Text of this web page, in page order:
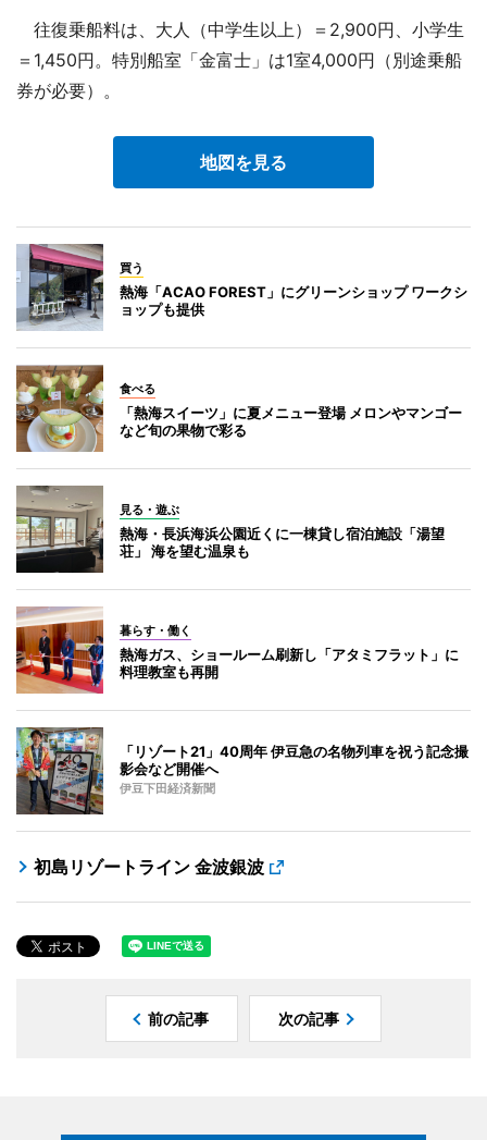
往復乗船料は、大人（中学生以上）＝2,900円、小学生
＝1,450円。特別船室「金富士」は1室4,000円（別途乗船
券が必要）。
地図を見る
買う
熱海「ACAO FOREST」にグリーンショップ ワークシ
ョップも提供
食べる
「熱海スイーツ」に夏メニュー登場 メロンやマンゴー
など旬の果物で彩る
見る・遊ぶ
熱海・長浜海浜公園近くに一棟貸し宿泊施設「湯望
荘」 海を望む温泉も
暮らす・働く
熱海ガス、ショールーム刷新し「アタミフラット」に
料理教室も再開
「リゾート21」40周年 伊豆急の名物列車を祝う記念撮
影会など開催へ
伊豆下田経済新聞
初島リゾートライン 金波銀波
前の記事 次の記事